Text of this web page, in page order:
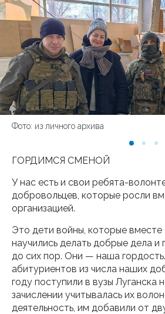
Фото: из личного архива
ГОРДИМСЯ СМЕНОЙ
У нас есть и свои ребята-
добровольцев, которые росли
организацией.
Это дети войны, которые вместе
научились делать добрые дела
до сих пор. Они — наша
абитуриентов из числа наших
году поступили в вузы Луганска
зачислении учитывалась их
деятельность, им добавили от